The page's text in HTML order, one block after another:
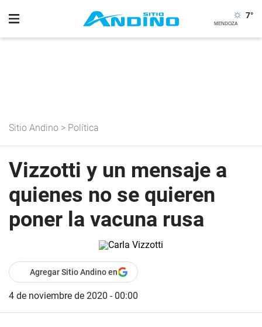
7°
Sitio Andino > Política
Vizzotti y un mensaje a
quienes no se quieren
poner la vacuna rusa
Agregar Sitio Andino en
4 de noviembre de 2020 - 00:00